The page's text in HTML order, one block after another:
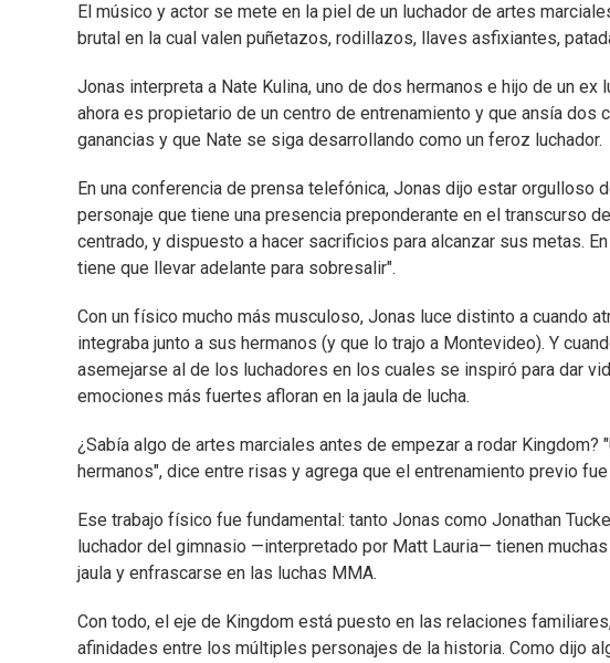
El músico y actor se mete en la piel de un luchador de artes
brutal en la cual valen puñetazos, rodillazos, llaves asfixiantes,
Jonas interpreta a Nate Kulina, uno de dos hermanos e hijo de un
ahora es propietario de un centro de entrenamiento y que ansía dos
ganancias y que Nate se siga desarrollando como un feroz luchador.
En una conferencia de prensa telefónica, Jonas dijo estar orgulloso
personaje que tiene una presencia preponderante en el transcurso
centrado, y dispuesto a hacer sacrificios para alcanzar sus metas.
tiene que llevar adelante para sobresalir".
Con un físico mucho más musculoso, Jonas luce distinto a cuando
integraba junto a sus hermanos (y que lo trajo a Montevideo). Y
asemejarse al de los luchadores en los cuales se inspiró para dar
emociones más fuertes afloran en la jaula de lucha.
¿Sabía algo de artes marciales antes de empezar a rodar
hermanos", dice entre risas y agrega que el entrenamiento previo
Ese trabajo físico fue fundamental: tanto Jonas como Jonathan
luchador del gimnasio —interpretado por Matt Lauria— tienen
jaula y enfrascarse en las luchas MMA.
Con todo, el eje de Kingdom está puesto en las relaciones
afinidades entre los múltiples personajes de la historia. Como dijo